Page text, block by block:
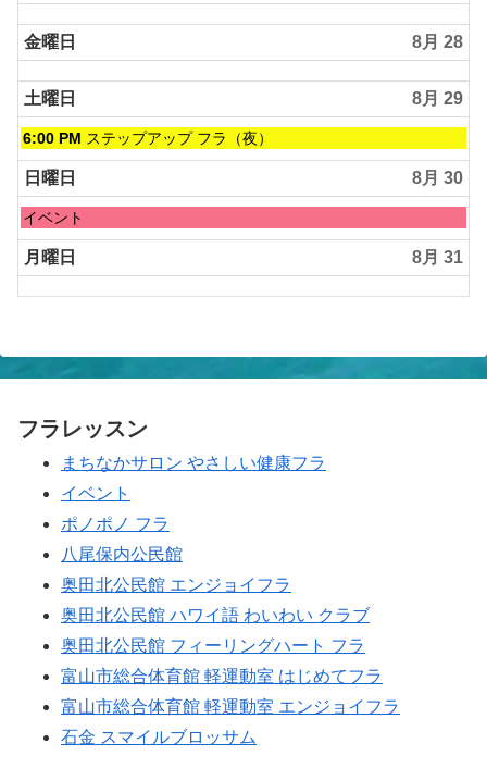
金曜日 8月 28
土曜日 8月 29
土
曜
日,
8
月
29th
2026
6:00 PM ステップアップ フラ（夜）
日曜日 8月 30
日
曜
日,
8
月
イベント
月曜日 8月 31
フラレッスン
まちなかサロン やさしい健康フラ
イベント
ポノポノ フラ
八尾保内公民館
奥田北公民館 エンジョイフラ
奥田北公民館 ハワイ語 わいわい クラブ
奥田北公民館 フィーリングハート フラ
富山市総合体育館 軽運動室 はじめてフラ
富山市総合体育館 軽運動室 エンジョイフラ
石金 スマイルブロッサム